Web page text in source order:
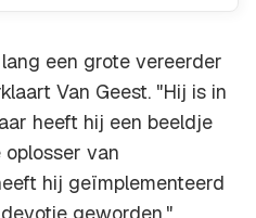
een grote vereerder
Van Geest. "Hij is in
heeft hij een beeldje
van
hij geïmplementeerd